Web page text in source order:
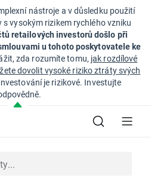
nástroje a v důsledku použití
vysokým rizikem rychlého vzniku
retailových investorů došlo při
u tohoto poskytovatele ke
zda rozumíte tomu, jak rozdílové
dovolit vysoké riziko ztráty svých
je rizikové. Investujte